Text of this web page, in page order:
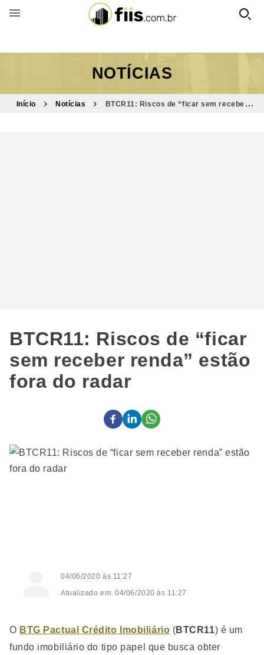
BUSCAR POR FUNDO
NOTÍCIAS
Início Notícias
BTCR11: Riscos de “ficar sem receber
BTCR11: Riscos de “ficar
sem receber renda” estão
fora do radar
04/06/2020 às 11:27
Atualizado em: 04/06/2020 às 11:27
O BTG Pactual Crédito Imobiliário (BTCR11) é um
fundo imobiliário do tipo papel que busca obter